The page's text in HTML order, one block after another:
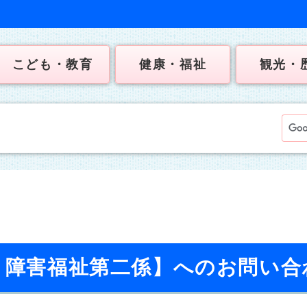
こども・教育 健康・福祉 観光・
害福祉第二係】へのお問い